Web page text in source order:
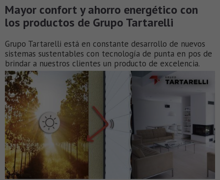
Mayor confort y ahorro energético con
los productos de Grupo Tartarelli
Grupo Tartarelli está en constante desarrollo de nuevos
sistemas sustentables con tecnología de punta en pos de
brindar a nuestros clientes un producto de excelencia.